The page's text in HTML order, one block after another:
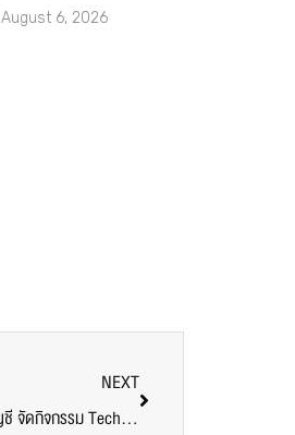
August 6, 2026
NEXT
ห้ามพลาด! คณะเทคโนโลยีสารสนเทศ ร่วมกับ คณะศิลปศาสตร์ และคณะบัญชี จัดกิจกรรม Tech Talk “เรียนอังกฤษผ่าน METAVERSE ประสบการณ์ใหม่บน EDUTAINMENT